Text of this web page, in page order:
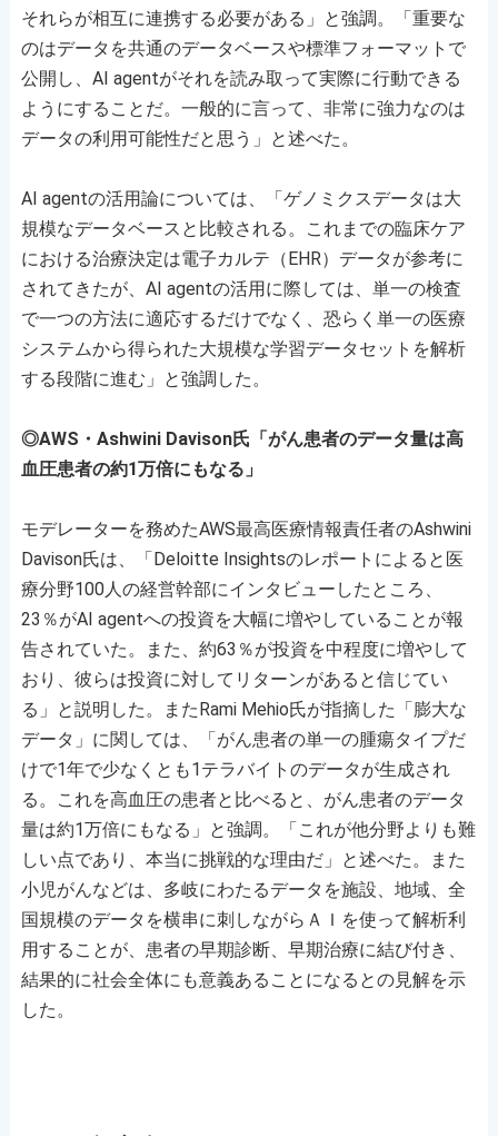
それらが相互に連携する必要がある」と強調。「重要な
のはデータを共通のデータベースや標準フォーマットで
公開し、AI agentがそれを読み取って実際に行動できる
ようにすることだ。一般的に言って、非常に強力なのは
データの利用可能性だと思う」と述べた。
AI agentの活用論については、「ゲノミクスデータは大
規模なデータベースと比較される。これまでの臨床ケア
における治療決定は電子カルテ（EHR）データが参考に
されてきたが、AI agentの活用に際しては、単一の検査
で一つの方法に適応するだけでなく、恐らく単一の医療
システムから得られた大規模な学習データセットを解析
する段階に進む」と強調した。
◎AWS・Ashwini Davison氏「がん患者のデータ量は高
血圧患者の約1万倍にもなる」
モデレーターを務めたAWS最高医療情報責任者のAshwini
Davison氏は、「Deloitte Insightsのレポートによると医
療分野100人の経営幹部にインタビューしたところ、
23％がAI agentへの投資を大幅に増やしていることが報
告されていた。また、約63％が投資を中程度に増やして
おり、彼らは投資に対してリターンがあると信じてい
る」と説明した。またRami Mehio氏が指摘した「膨大な
データ」に関しては、「がん患者の単一の腫瘍タイプだ
けで1年で少なくとも1テラバイトのデータが生成され
る。これを高血圧の患者と比べると、がん患者のデータ
量は約1万倍にもなる」と強調。「これが他分野よりも難
しい点であり、本当に挑戦的な理由だ」と述べた。また
小児がんなどは、多岐にわたるデータを施設、地域、全
国規模のデータを横串に刺しながらＡＩを使って解析利
用することが、患者の早期診断、早期治療に結び付き、
結果的に社会全体にも意義あることになるとの見解を示
した。